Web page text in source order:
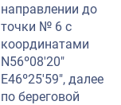
направлении до
точки № 6 с
координатами
N56º08′20″
E46º25′59″, далее
по береговой